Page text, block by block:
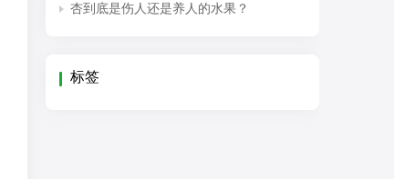
杏到底是伤人还是养人的水果？
标签